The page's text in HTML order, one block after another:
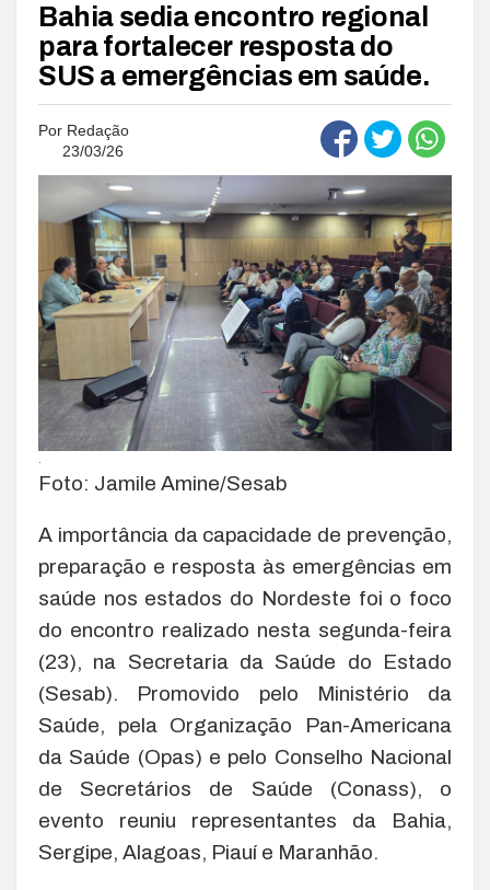
Bahia sedia encontro regional
para fortalecer resposta do
SUS a emergências em saúde.
Por Redação
23/03/26
Foto: Jamile Amine/Sesab
A importância da capacidade de prevenção,
preparação e resposta às emergências em
saúde nos estados do Nordeste foi o foco
do encontro realizado nesta segunda-feira
(23), na Secretaria da Saúde do Estado
(Sesab). Promovido pelo Ministério da
Saúde, pela Organização Pan-Americana
da Saúde (Opas) e pelo Conselho Nacional
de Secretários de Saúde (Conass), o
evento reuniu representantes da Bahia,
Sergipe, Alagoas, Piauí e Maranhão.